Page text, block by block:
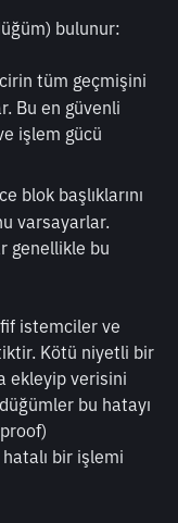
bulunur:
tüm geçmişini
Bu en güvenli
işlem gücü
blok başlıklarını
varsayarlar.
genellikle bu
istemciler ve
Kötü niyetli bir
ekleyip verisini
bu hatayı
bir işlemi